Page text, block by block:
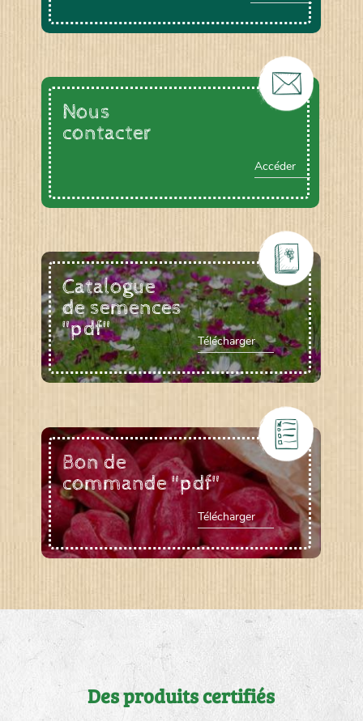
Nous
contacter
Accéder
Catalogue
de semences
"pdf"
Télécharger
Bon de
commande "pdf"
Télécharger
Des produits certifiés